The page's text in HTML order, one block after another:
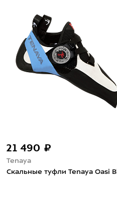
21 490 ₽
Tenaya
Скальные туфли Tenaya Oasi